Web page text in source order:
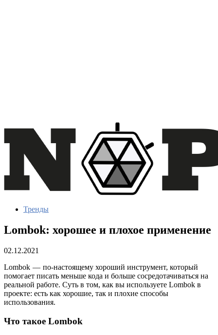
Тренды
Lombok: хорошее и плохое применение
02.12.2021
Lombok — по-настоящему хороший инструмент, который
помогает писать меньше кода и больше сосредотачиваться на
реальной работе. Суть в том, как вы используете Lombok в
проекте: есть как хорошие, так и плохие способы
использования.
Что такое Lombok